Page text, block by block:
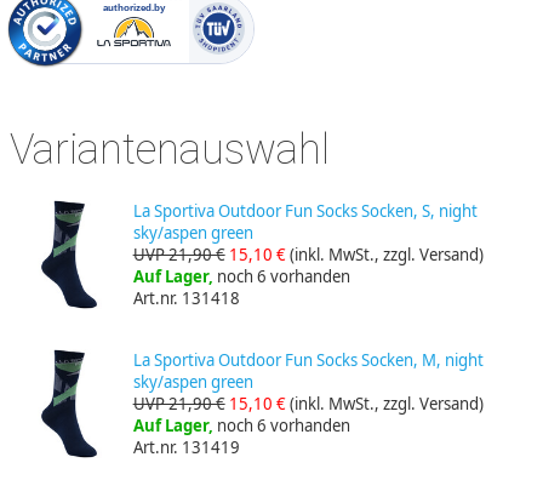
Variantenauswahl
La Sportiva Outdoor Fun Socks Socken, S, night
sky/aspen green
UVP 21,90 € 15,10 €(inkl. MwSt., zzgl. Versand)
Auf Lager, noch 6 vorhanden
Art.nr. 131418
La Sportiva Outdoor Fun Socks Socken, M, night
sky/aspen green
UVP 21,90 € 15,10 €(inkl. MwSt., zzgl. Versand)
Auf Lager, noch 6 vorhanden
Art.nr. 131419